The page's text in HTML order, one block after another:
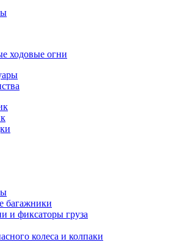
ходовые огни
багажники
и фиксаторы груза
колеса и колпаки